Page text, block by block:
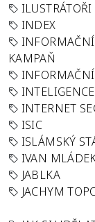
ILUSTRÁTOŘI
INDEX
INFORMAČNÍ
KAMPAŇ
INTELIGENCE
INTERNET
ISIC
ISLÁMSKÝ
IVAN
JABLKA
JACHYM